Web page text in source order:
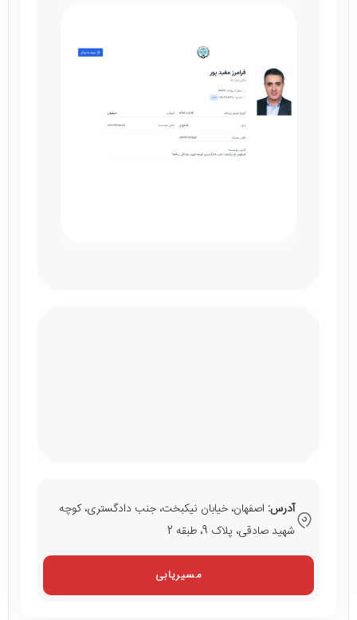
آدرس: اصفهان، خیابان نیکبخت، جنب دادگستری، کوچه
شهید صادقی، پلاک 9، طبقه 2
مسیریابی